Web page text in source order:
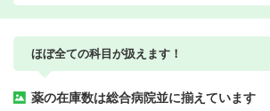
ほぼ全ての科目が扱えます！
薬の在庫数は総合病院並に揃えています